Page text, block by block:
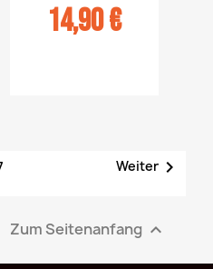
14,90 €
Weiter 
Zum Seitenanfang 